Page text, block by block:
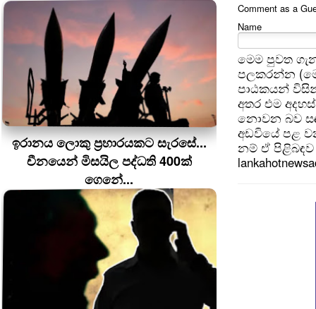
ඉරානය ලොකු ප‍්‍රහාරයකට සැරසේ...
චීනයෙන් මිසයිල පද්ධති 400ක්
ගෙනේ...
Comment as a
Name
මෙම පුවත
පලකරන්න
පාඨකයන්
අතර එම
නොවන බව
අඩවියේ පළ
නම් ඒ පිළිබඳව